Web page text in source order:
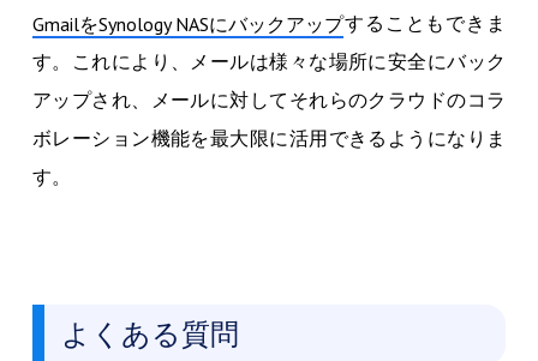
GmailをSynology NASにバックアップすることもできま
す。これにより、メールは様々な場所に安全にバック
アップされ、メールに対してそれらのクラウドのコラ
ボレーション機能を最大限に活用できるようになりま
す。
よくある質問